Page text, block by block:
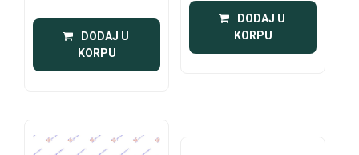
DODAJ U
KORPU
DODAJ U
KORPU